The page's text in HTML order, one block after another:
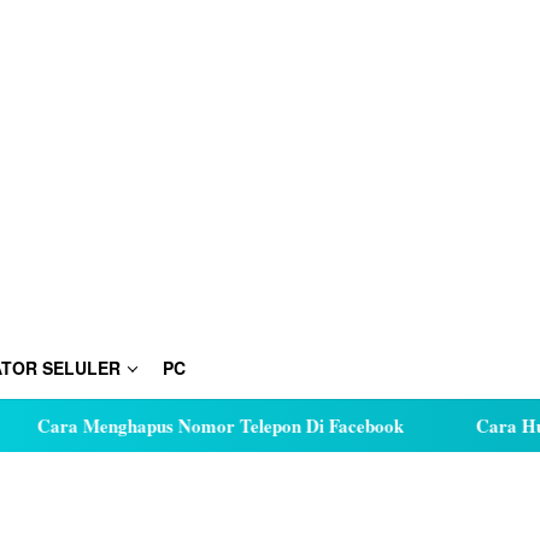
SELULER PC
Nomor Telepon Di Facebook Cara Hutang